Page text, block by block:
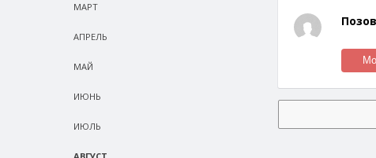
МАРТ
АПРЕЛЬ
МАЙ
ИЮНЬ
ИЮЛЬ